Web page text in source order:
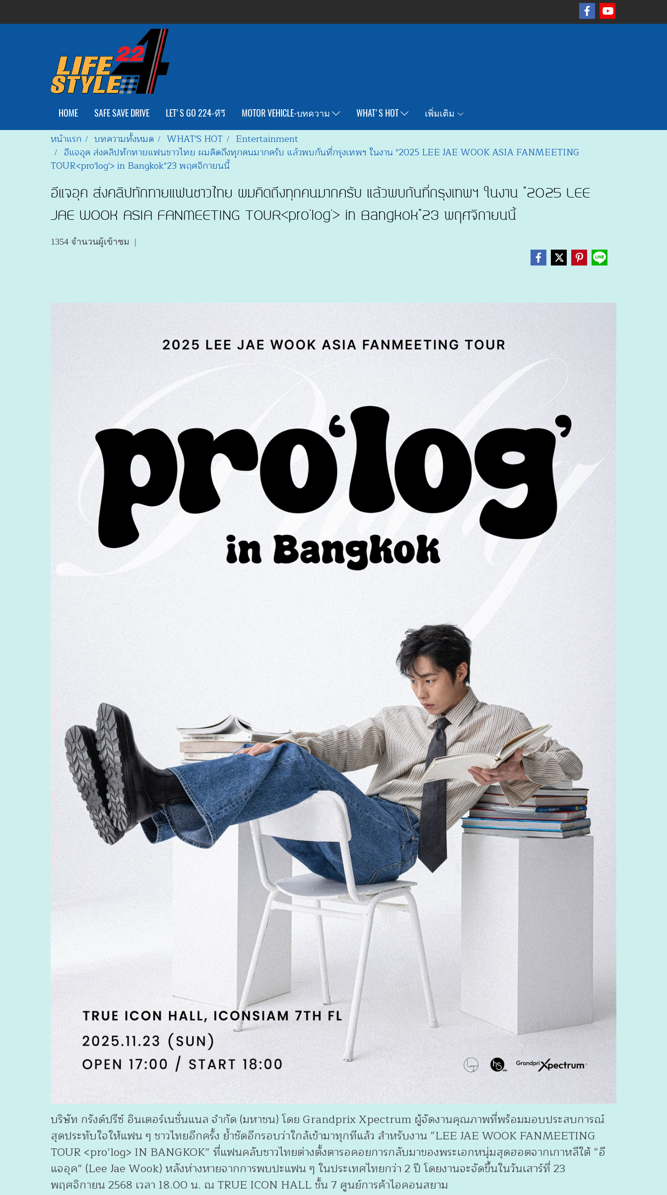
HOME SAFE SAVE DRIVE LET'S GO 224-ทีวี MOTOR VEHICLE-บทความ WHAT'S HOT เพิ่มเติม
หน้าแรก บทความทั้งหมด WHAT'S HOT
Entertainment
อีแจอุค ส่งคลิปทักทายแฟนชาวไทย ผมคิดถึงทุกคนมากครับ แล้วพบกันที่กรุงเทพฯ ในงาน "2025 LEE JAE WOOK ASIA FANMEETING
TOUR<pro'log'> in Bangkok"23 พฤศจิกายนนี้
อีแจอุค ส่งคลิปทักทายแฟนชาวไทย ผมคิดถึงทุกคนมากครับ แล้วพบกันที่กรุงเทพฯ ในงาน "2025 LEE
JAE WOOK ASIA FANMEETING TOUR<pro'log'> in Bangkok"23 พฤศจิกายนนี้
1354 จำนวนผู้เข้าชม |
บริษัท กรังด์ปรีซ์ อินเตอร์เนชั่นแนล จำกัด (มหาชน) โดย Grandprix Xpectrum ผู้จัดงานคุณภาพที่พร้อมมอบประสบการณ์
สุดประทับใจให้แฟน ๆ ชาวไทยอีกครั้ง ย้ำชัดอีกรอบว่าใกล้เข้ามาทุกทีแล้ว สำหรับงาน “LEE JAE WOOK FANMEETING
TOUR <pro’log> IN BANGKOK” ที่แฟนคลับชาวไทยต่างตั้งตารอคอยการกลับมาของพระเอกหนุ่มสุดฮอตจากเกาหลีใต้ “อี
แจอุค” (Lee Jae Wook) หลังห่างหายจากการพบปะแฟน ๆ ในประเทศไทยกว่า 2 ปี โดยงานจะจัดขึ้นในวันเสาร์ที่ 23
พฤศจิกายน 2568 เวลา 18.00 น. ณ TRUE ICON HALL ชั้น 7 ศูนย์การค้าไอคอนสยาม